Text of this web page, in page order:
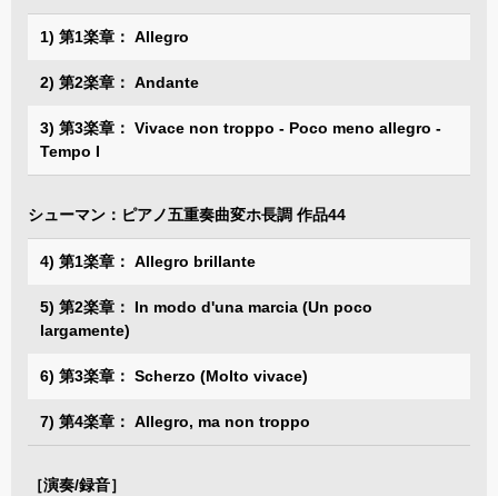
1) 第1楽章： Allegro
2) 第2楽章： Andante
3) 第3楽章： Vivace non troppo - Poco meno allegro -
Tempo I
シューマン：ピアノ五重奏曲変ホ長調 作品44
4) 第1楽章： Allegro brillante
5) 第2楽章： In modo d'una marcia (Un poco
largamente)
6) 第3楽章： Scherzo (Molto vivace)
7) 第4楽章： Allegro, ma non troppo
［演奏/録音］